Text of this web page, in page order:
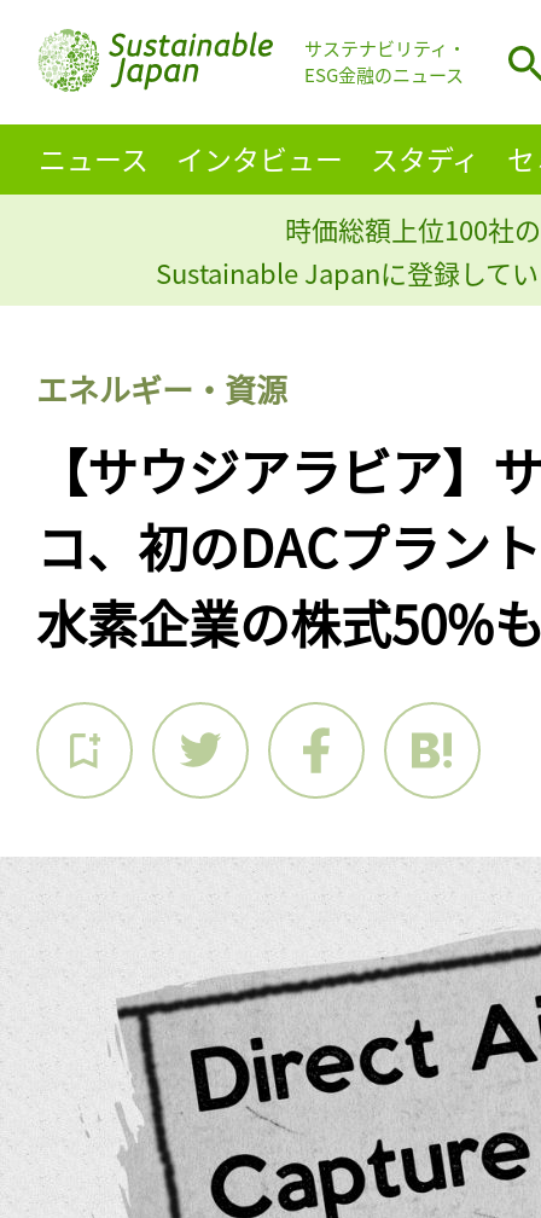
サステナビリティ・
ESG金融のニュース
ニュース インタビュー スタディ
時価総額上位100社
Sustainable Japanに登録して
エネルギー・資源
【サウジアラビア】
コ、初のDACプラン
水素企業の株式50%